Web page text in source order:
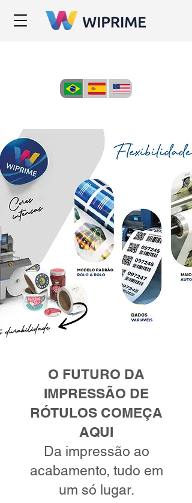
O FUTURO DA
IMPRESSÃO DE
RÓTULOS COMEÇA
AQUI
Da impressão ao
acabamento, tudo em
um só lugar.